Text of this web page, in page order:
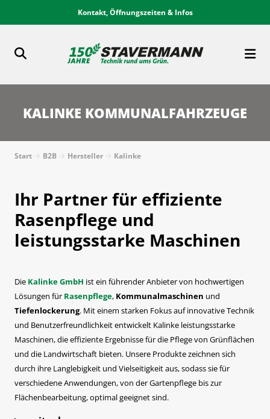
Kontakt, Öffnungszeiten & Infos
KALINKE KOMMUNALFAHRZEUGE
Start B2B Hersteller Kalinke
Ihr Partner für effiziente
Rasenpflege und
leistungsstarke Maschinen
Die Kalinke GmbH ist ein führender Anbieter von hochwertigen
Lösungen für Rasenpflege, Kommunalmaschinen und
Tiefenlockerung. Mit einem starken Fokus auf innovative Technik
und Benutzerfreundlichkeit entwickelt Kalinke leistungsstarke
Maschinen, die effiziente Ergebnisse für die Pflege von Grünflächen
und die Landwirtschaft bieten. Unsere Produkte zeichnen sich
durch ihre Langlebigkeit und Vielseitigkeit aus, sodass sie für
verschiedene Anwendungen, von der Gartenpflege bis zur
Flächenbearbeitung, optimal geeignet sind.